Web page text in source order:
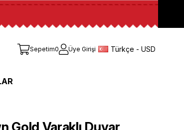
Sepetim0 Üye Girişi Türkçe - USD
Gold Varaklı Duvar